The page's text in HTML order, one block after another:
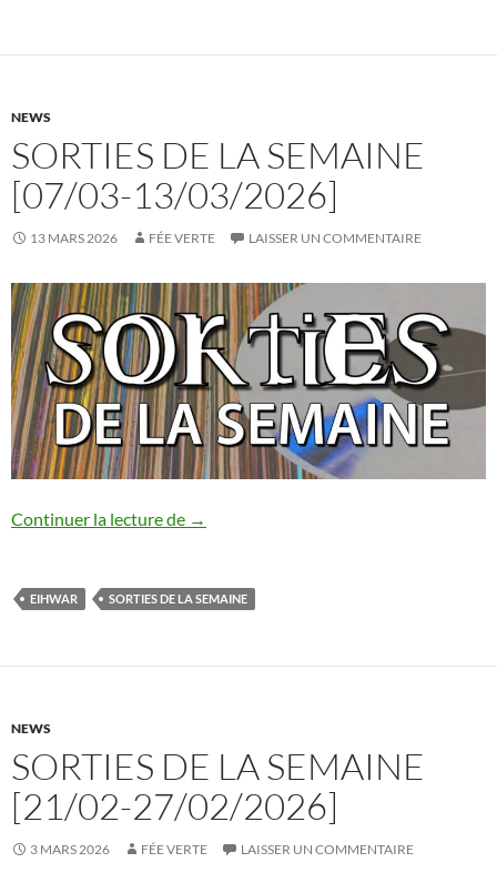
NEWS
SORTIES DE LA SEMAINE
[07/03-13/03/2026]
13 MARS 2026 FÉE VERTE LAISSER UN COMMENTAIRE
Continuer la lecture de Sorties de la semaine [07/03-13/03/
→
EIHWAR SORTIES DE LA SEMAINE
NEWS
SORTIES DE LA SEMAINE
[21/02-27/02/2026]
3 MARS 2026 FÉE VERTE LAISSER UN COMMENTAIRE